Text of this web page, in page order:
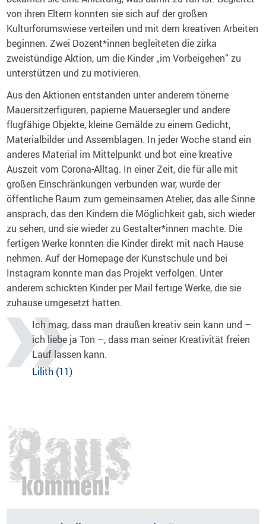
von ihren Eltern konnten sie sich auf der großen
Kulturforumswiese verteilen und mit dem kreativen Arbeiten
beginnen. Zwei Dozent*innen begleiteten die zirka
zweistündige Aktion, um die Kinder „im Vorbeigehen“ zu
unterstützen und zu motivieren.
Aus den Aktionen entstanden unter anderem tönerne
Mauersitzerfiguren, papierne Mauersegler und andere
flugfähige Objekte, kleine Gemälde zu einem Gedicht,
Materialbilder und Assemblagen. In jeder Woche stand ein
anderes Material im Mittelpunkt und bot eine kreative
Auszeit vom Corona-Alltag. In einer Zeit, die für alle mit
großen Einschränkungen verbunden war, wurde der
öffentliche Raum zum gemeinsamen Atelier, das alle Sinne
ansprach, das den Kindern die Möglichkeit gab, sich wieder
zu sehen, und sie wieder zu Gestalter*innen machte. Die
fertigen Werke konnten die Kinder direkt mit nach Hause
nehmen. Auf der Homepage der Kunstschule und bei
Instagram konnte man das Projekt verfolgen. Unter
anderem schickten Kinder per Mail fertige Werke, die sie
zuhause umgesetzt hatten.
Ich mag, dass man draußen kreativ sein kann und –
ich liebe ja Ton –, dass man seiner Kreativität freien
Lauf lassen kann.
Lilith (11)